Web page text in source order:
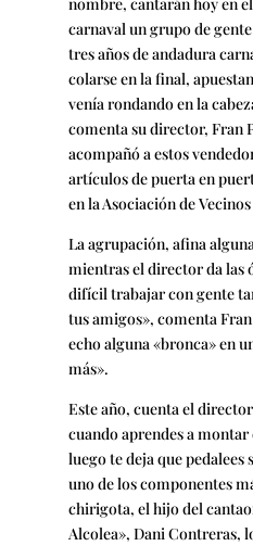
carnaval un grupo de
tres años de andadura
colarse en la final,
venía rondando en la
comenta su director, Fran
acompañó a estos
artículos de puerta en
en la Asociación de
La agrupación, afina
mientras el director da las
difícil trabajar con gente
tus amigos», comenta
echo alguna «bronca» en
más».
Este año, cuenta el
cuando aprendes a
luego te deja que pedalees
uno de los componentes
chirigota, el hijo del
Alcolea», Dani Contreras,